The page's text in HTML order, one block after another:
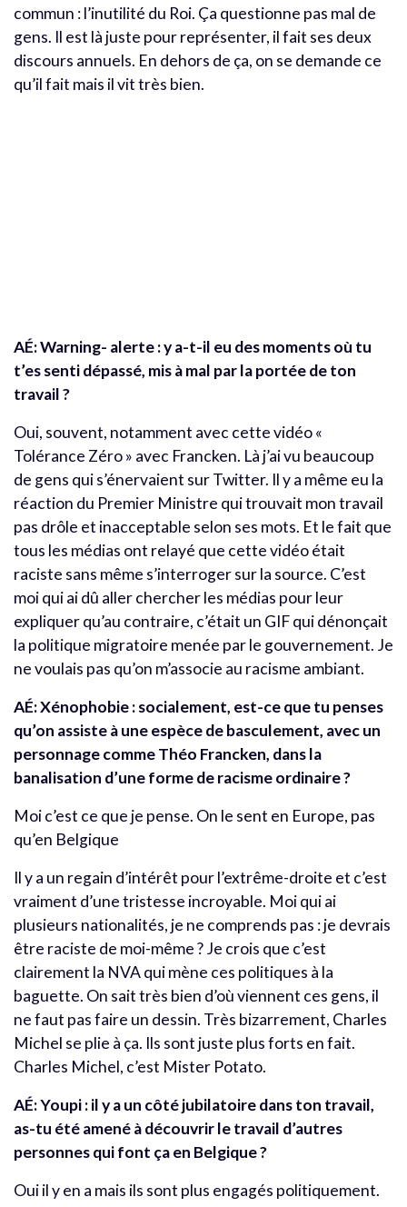
commun : l’inutilité du Roi. Ça questionne pas mal de
gens. Il est là juste pour représenter, il fait ses deux
discours annuels. En dehors de ça, on se demande ce
qu’il fait mais il vit très bien.
AÉ: Warning- alerte : y a-t-il eu des moments où tu
t’es senti dépassé, mis à mal par la portée de ton
travail ?
Oui, souvent, notamment avec cette vidéo «
Tolérance Zéro » avec Francken. Là j’ai vu beaucoup
de gens qui s’énervaient sur Twitter. Il y a même eu la
réaction du Premier Ministre qui trouvait mon travail
pas drôle et inacceptable selon ses mots. Et le fait que
tous les médias ont relayé que cette vidéo était
raciste sans même s’interroger sur la source. C’est
moi qui ai dû aller chercher les médias pour leur
expliquer qu’au contraire, c’était un GIF qui dénonçait
la politique migratoire menée par le gouvernement. Je
ne voulais pas qu’on m’associe au racisme ambiant.
AÉ:Xénophobie : socialement, est-ce que tu penses
qu’on assiste à une espèce de basculement, avec un
personnage comme Théo Francken, dans la
banalisation d’une forme de racisme ordinaire ?
Moi c’est ce que je pense. On le sent en Europe, pas
qu’en Belgique
Il y a un regain d’intérêt pour l’extrême-droite et c’est
vraiment d’une tristesse incroyable. Moi qui ai
plusieurs nationalités, je ne comprends pas : je devrais
être raciste de moi-même ? Je crois que c’est
clairement la NVA qui mène ces politiques à la
baguette. On sait très bien d’où viennent ces gens, il
ne faut pas faire un dessin. Très bizarrement, Charles
Michel se plie à ça. Ils sont juste plus forts en fait.
Charles Michel, c’est Mister Potato.
AÉ: Youpi : il y a un côté jubilatoire dans ton travail,
as-tu été amené à découvrir le travail d’autres
personnes qui font ça en Belgique ?
Oui il y en a mais ils sont plus engagés politiquement.